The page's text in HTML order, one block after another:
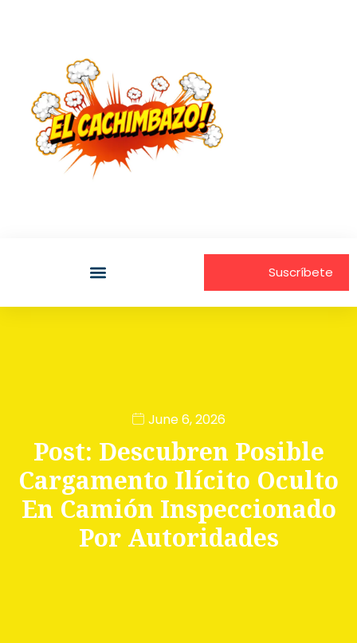
Suscríbete
June 6, 2026
Post: Descubren Posible
Cargamento Ilícito Oculto
En Camión Inspeccionado
Por Autoridades